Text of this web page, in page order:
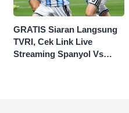
GRATIS Siaran Langsung
TVRI, Cek Link Live
Streaming Spanyol Vs